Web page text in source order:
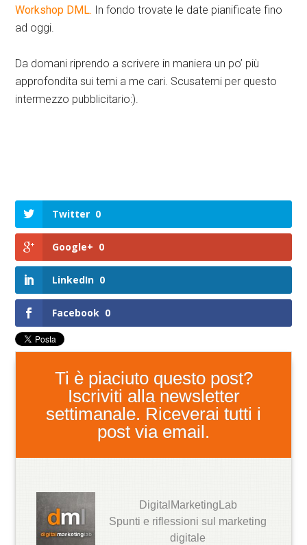
Workshop DML. In fondo trovate le date pianificate fino
ad oggi.
Da domani riprendo a scrivere in maniera un po’ più
approfondita sui temi a me cari. Scusatemi per questo
intermezzo pubblicitario:).
Twitter 0
Google+ 0
LinkedIn 0
Facebook 0
Ti è piaciuto questo post?
Iscriviti alla newsletter
settimanale. Riceverai tutti i
post via email.
DigitalMarketingLab
Spunti e riflessioni sul marketing
digitale